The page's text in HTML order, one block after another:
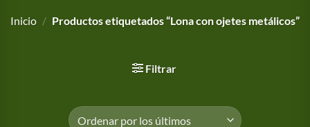
Inicio / Productos etiquetados “Lona con ojetes metálicos”
Filtrar